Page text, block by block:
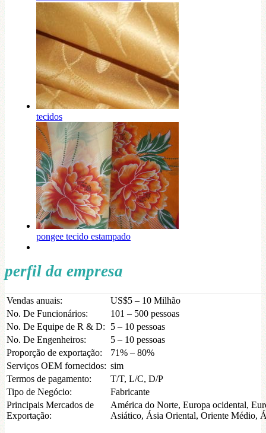
tecidos
pongee tecido estampado
perfil da empresa
Vendas anuais:
US$5 – 10 Milhão
No. De Funcionários:
101 – 500 pessoas
No. De Equipe de R & D:
5 – 10 pessoas
No. De Engenheiros:
5 – 10 pessoas
Proporção de exportação:
71% – 80%
Serviços OEM fornecidos: sim
Termos de pagamento:
T/T, L/C, D/P
Tipo de Negócio:
Fabricante
Principais Mercados de
Exportação:
América do Norte, Europa ocidental,
Asiático, Ásia Oriental, Oriente Médio,